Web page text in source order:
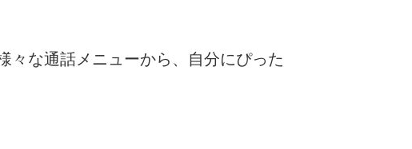
々な通話メニューから、自分にぴった